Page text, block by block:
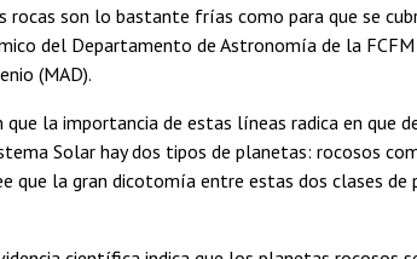
son lo bastante frías como para que se
del Departamento de Astronomía de la
(MAD).
la importancia de estas líneas radica en que
Solar hay dos tipos de planetas: rocosos
que la gran dicotomía entre estas dos clases